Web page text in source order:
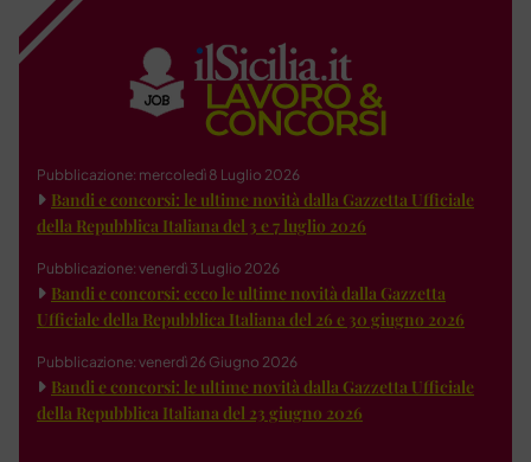
Pubblicazione: mercoledì 8 Luglio 2026
Bandi e concorsi: le ultime novità dalla Gazzetta Ufficiale
della Repubblica Italiana del 3 e 7 luglio 2026
Pubblicazione: venerdì 3 Luglio 2026
Bandi e concorsi: ecco le ultime novità dalla Gazzetta
Ufficiale della Repubblica Italiana del 26 e 30 giugno 2026
Pubblicazione: venerdì 26 Giugno 2026
Bandi e concorsi: le ultime novità dalla Gazzetta Ufficiale
della Repubblica Italiana del 23 giugno 2026